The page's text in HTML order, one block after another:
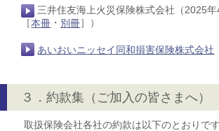
三井住友海上火災保険株式会社（2025
［本冊 ・ 別冊］）
あいおいニッセイ同和損害保険株式会社
３．約款集（ご加入の皆さまへ）
取扱保険会社各社の約款は以下のとおりで